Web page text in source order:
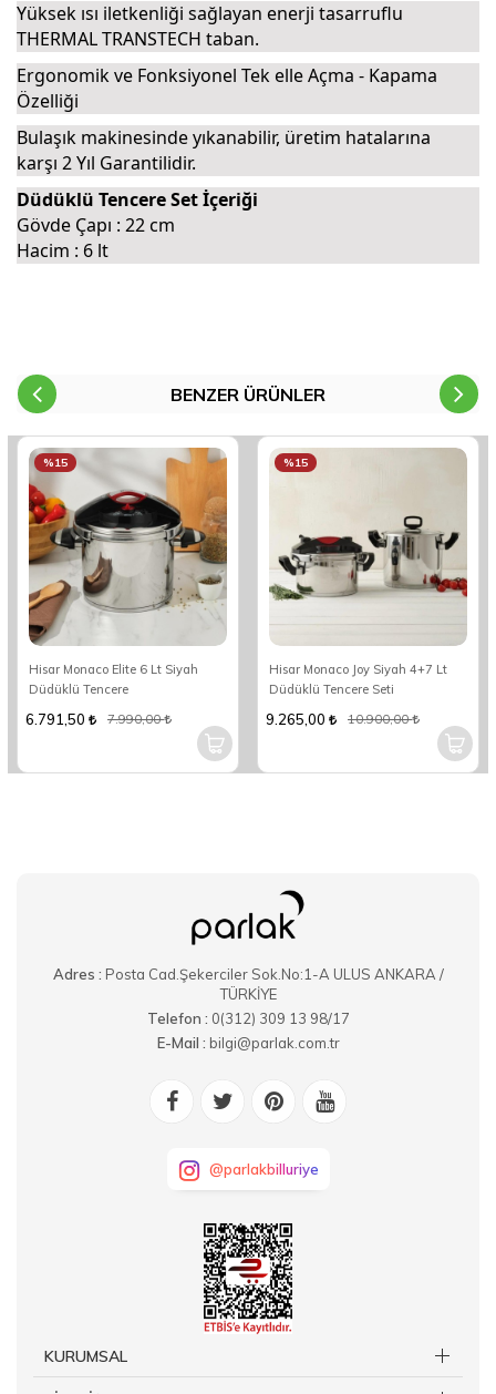
Yüksek ısı iletkenliği sağlayan enerji tasarruflu
THERMAL TRANSTECH taban.
Ergonomik ve Fonksiyonel Tek elle Açma - Kapama
Özelliği
Bulaşık makinesinde yıkanabilir, üretim hatalarına
karşı 2 Yıl Garantilidir.
Düdüklü Tencere Set İçeriği
Gövde Çapı : 22 cm
Hacim : 6 lt
BENZER ÜRÜNLER
Hisar Monaco Elite 6 Lt Siyah
Düdüklü Tencere
%15
6.791,50 7.990,00
Hisar Monaco Joy Siyah 4+7 Lt
Düdüklü Tencere Seti
%15
9.265,00 10.900,00
Adres : Posta Cad.Şekerciler Sok.No:1-A ULUS ANKARA /
TÜRKİYE
Telefon : 0(312) 309 13 98/17
E-Mail : bilgi@parlak.com.tr
@parlakbilluriye
KURUMSAL